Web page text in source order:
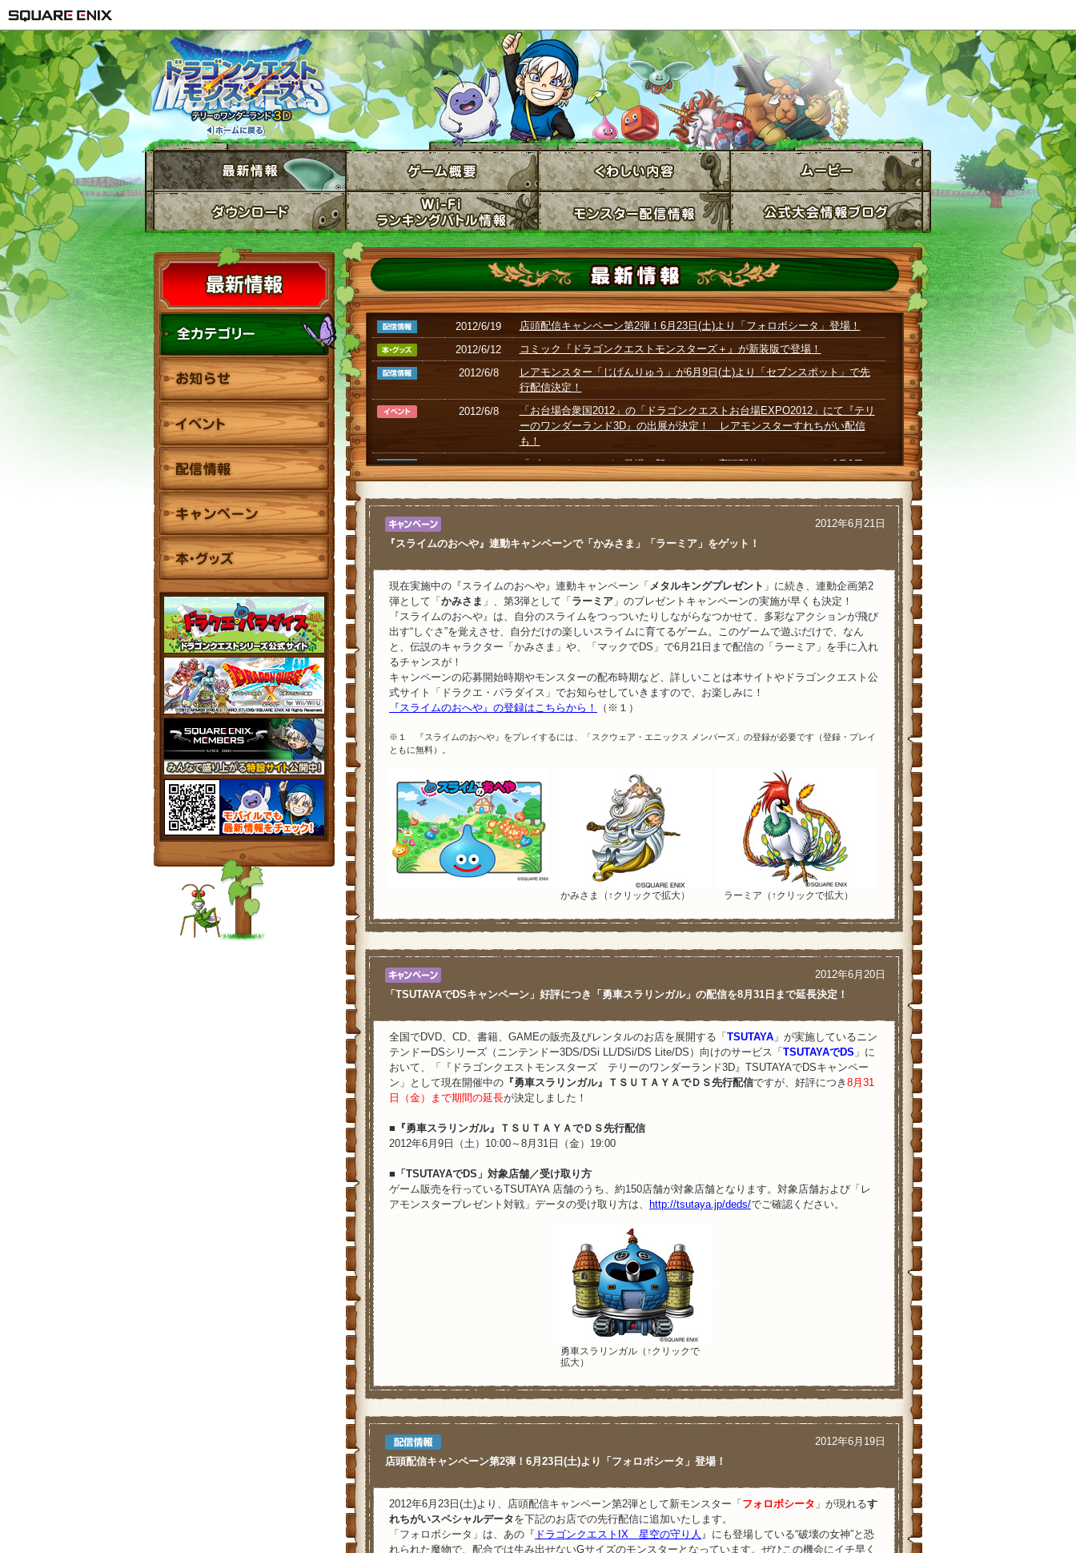
ルドマジンガ」「フォロボシータ」のすれちがいスペシャルデータを配信！
2012/7/11
『ガンガンJOKER』8月号に描き下ろしの『DQM+外伝』が掲載！
『DQM+』新装版３・４巻も7月21日発売！
2012/7/9
Wi-Fi通信における緊急メンテナンス作業のお知らせ(7/10)
2012/6/26
『最強データ＋ガイドブック』いよいよ6月30日発売！
2012/6/22
最強Ｖジャンプフェスタ配信情報も！Vジャンプ8月特大号発売中！
2012/6/21
Wi-Fiノーマルプレゼント対戦が6月22日より本格始動！第1弾は幻魔4体を配
信！
2012/6/21
「マックでDS」キャンペーンも期間延長決定！プレゼント対戦で魔王クラス
モンスター続々登場！
2012/6/21
『スライムのおへや』連動キャンペーンで「かみさま」「ラーミア」をゲッ
ト！
2012/6/20
「TSUTAYAでDSキャンペーン」好評につき「勇車スラリンガル」の配信を8
月31日まで延長決定！
2012/6/19
店頭配信キャンペーン第2弾！6月23日(土)より「フォロボシータ」登場！
2012/6/12
コミック『ドラゴンクエストモンスターズ＋』が新装版で登場！
2012/6/8
レアモンスター「じげんりゅう」が6月9日(土)より「セブンスポット」で先
行配信決定！
2012/6/8
「お台場合衆国2012」の「ドラゴンクエストお台場EXPO2012」にて『テリ
ーのワンダーランド3D』の出展が決定！ レアモンスターすれちがい配信
も！
2012/6/5
「ゴールドマジンガ」登場！新モンスター店頭配信キャンペーンを6月9日
(土)よりスタート！
2012/5/31
『スライムのおへや』連動企画！メタルキングプレゼントキャンペーン6月5
2012/5/31
WEBラジオ番組「スクエニChan!」で『DQMテリーのワンダーランド3D』
2012/5/24
5月31日からニンテンドー3DSステーションにてレアモンスター“スラ忍軍
団”のキャラクターを先行配信！
2012/5/23
『ドラゴンクエストX』体験会でも『テリーのワンダーランド3D』体験会の
同時開催決定！
2012/5/21
ー「勇車スラリンガル」を配信！
2012/5/21
今月発売のVジャンプは『テリーのワンダーランド3D』大特集！ ニンテン
ドー3DSステーションのモンスター配信情報も先行公開！
2012/5/17
任天堂の人気企画「社長が訊く」に『ドラゴンクエストモンスターズ テリ
六本木LUIDA'S BAR（ルイーダの酒場）で『テリーのワンダーランド3D』発
売記念イベントを実施！
2012/5/10
「TSUTAYAでDSキャンペーン」第2弾は、『いつの間に交換日記』で堀井雄
二さん手書きの「日記」が！
2012/5/9
ドラゴンクエスト公式サイト新コンテンツ『スライムのおへや』連動企画！
メタルキングプレゼントキャンペーン！
5月11日より「マックでDS」キャンペーン開催！発売後からはレアモンスタ
ーの配信も！
2012/5/7
イオンモール津田沼で先行体験会開催決定！
2012/5/1
Ｖジャンプブックスより攻略本『ドラゴンクエストモンスターズ テリーの
2012/5/1
「TSUTAYAでDSキャンペーン」！ミニゲームで割引クーポンプレゼント！
2012/4/19
なんとカバーも3Dに!? 「ドラゴンクエストモンスターズ テリーのワンダ
ーランド3D 3Dステッカー for ニンテンドー3DS」登場！
2012/4/19
「ドラゴンクエストモンスターズ テリーのワンダーランド3D プロテクト
カバー for ニンテンドー3DS」発売決定！
2012/4/19
楽しいモンスターがいっぱい！「ドラゴンクエストモンスターズ テリーの
ワンダーランド3D モンスターシール」は5月下旬発売予定！
2012/4/19
クション」6月上旬発売予定！
2012/4/16
サークルＫサンクスにて『テリーのワンダーランド3D』フェア開催！オリジ
スクウェア・エニックス e-STOREにてスペシャルパックの抽選予約受付期
間が更新されました
2012年5月31日発売決定！ニンテンドー3DS本体同梱版も同時発売予定！
公式サイト本日正式オープン！
2012年6月21日
『スライムのおへや』連動キャンペーンで「かみさま」「ラーミア」をゲット！
現在実施中の『スライムのおへや』連動キャンペーン「 メタルキングプレゼント 」に続き、連動企画第2
弾として「 かみさま 」、第3弾として「 ラーミア 」のプレゼントキャンペーンの実施が早くも決定！
『スライムのおへや』は、自分のスライムをつっついたりしながらなつかせて、多彩なアクションが飛び
出す“しぐさ”を覚えさせ、自分だけの楽しいスライムに育てるゲーム。このゲームで遊ぶだけで、なん
と、伝説のキャラクター「かみさま」や、「マックでDS」で6月21日まで配信の「ラーミア」を手に入れ
るチャンスが！
キャンペーンの応募開始時期やモンスターの配布時期など、詳しいことは本サイトやドラゴンクエスト公
式サイト「ドラクエ・パラダイス」でお知らせしていきますので、お楽しみに！
『スライムのおへや』の登録はこちらから！
（※１）
※１ 『スライムのおへや』をプレイするには、「スクウェア・エニックス メンバーズ」の登録が必要です（登録・プレイ
ともに無料）。
かみさま（↑クリックで拡大） ラーミア（↑クリックで拡大）
2012年6月20日
「TSUTAYAでDSキャンペーン」好評につき「勇車スラリンガル」の配信を8月31日まで延長決定！
全国でDVD、CD、書籍、GAMEの販売及びレンタルのお店を展開する「 TSUTAYA 」が実施しているニン
テンドーDSシリーズ（ニンテンドー3DS/DSi LL/DSi/DS Lite/DS）向けのサービス「 TSUTAYAでDS 」に
おいて、「『ドラゴンクエストモンスターズ テリーのワンダーランド3D』TSUTAYAでDSキャンペー
ン」として現在開催中の 『勇車スラリンガル』ＴＳＵＴＡＹＡでＤＳ先行配信ですが、好評につき 8月31
日（金）まで期間の延長が決定しました！
■『勇車スラリンガル』ＴＳＵＴＡＹＡでＤＳ先行配信
2012年6月9日（土）10:00～8月31日（金）19:00
■「TSUTAYAでDS」対象店舗／受け取り方
ゲーム販売を行っているTSUTAYA 店舗のうち、約150店舗が対象店舗となります。対象店舗および「レ
アモンスタープレゼント対戦」データの受け取り方は、
http://tsutaya.jp/deds/でご確認ください。
勇車スラリンガル（↑クリックで
拡大）
2012年6月19日
店頭配信キャンペーン第2弾！6月23日(土)より「フォロボシータ」登場！
2012年6月23日(土)より、店頭配信キャンペーン第2弾として新モンスター「 フォロボシータ 」が現れるす
れちがいスペシャルデータを下記のお店での先行配信に追加いたします。
「フォロボシータ」は、あの『 ドラゴンクエストIX 星空の守り人 』にも登場している“破壊の女神”と恐
れられた魔物で、配合では生み出せないGサイズのモンスターとなっています。ぜひこの機会にイチ早く